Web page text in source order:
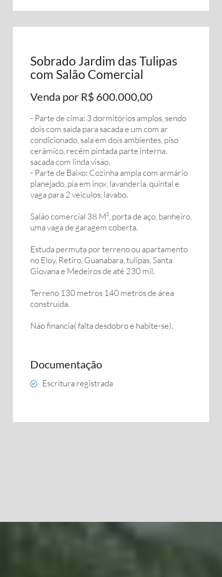
Sobrado Jardim das Tulipas
com Salão Comercial
Venda por R$ 600.000,00
- Parte de cima: 3 dormitórios amplos, sendo
dois com saída para sacada e um com ar
condicionado, sala em dois ambientes, piso
cerâmico, recém pintada parte interna.
sacada com linda visão.
- Parte de Baixo: Cozinha ampla com armário
planejado, pia em inox, lavanderia, quintal e
vaga para 2 veiculos, lavabo.
Salão comercial 38 M², porta de aço, banheiro,
uma vaga de garagem coberta.
Estuda permuta por terreno ou apartamento
no Eloy, Retiro, Guanabara, tulipas, Santa
Giovana e Medeiros de até 230 mil.
Terreno 130 metros 140 metros de área
construída.
Não financia( falta desdobro e habite-se).
Documentação
Escritura registrada